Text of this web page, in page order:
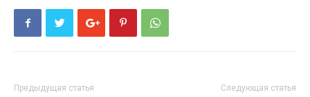
Предыдущая статья Следующая статья